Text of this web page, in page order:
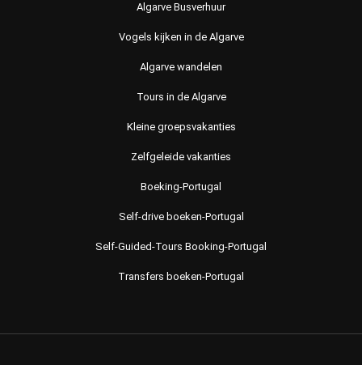
Algarve Busverhuur
Vogels kijken in de Algarve
Algarve wandelen
Tours in de Algarve
Kleine groepsvakanties
Zelfgeleide vakanties
Boeking-Portugal
Self-drive boeken-Portugal
Self-Guided-Tours Booking-Portugal
Transfers boeken-Portugal